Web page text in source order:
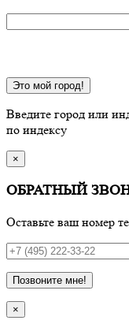
Это мой город!
Введите город или
по индексу
×
ОБРАТНЫЙ
Оставьте ваш номер
Позвоните мне!
×